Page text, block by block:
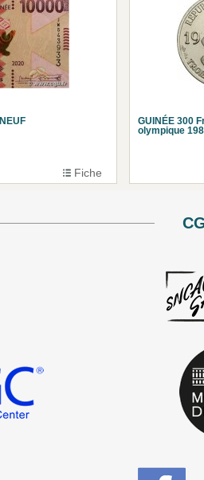
Fiche
GUINÉE 300
olympique